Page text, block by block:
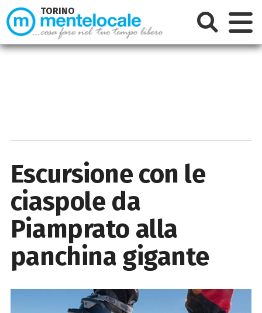
Escursione con le
ciaspole da
Piamprato alla
panchina gigante
TORINO